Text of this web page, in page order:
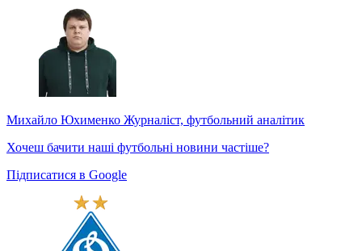
Михайло Юхименко Журналіст, футбольний аналітик
Хочеш бачити наші футбольні новини частіше?
Підписатися в Google